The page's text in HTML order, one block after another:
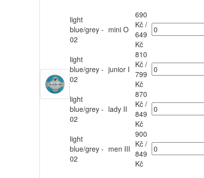
light
blue/grey -
02
mini O
690
Kč /
649
Kč
light
blue/grey -
02
junior I
810
Kč /
799
Kč
light
blue/grey -
02
lady II
870
Kč /
849
Kč
light
blue/grey -
02
men III
900
Kč /
849
Kč